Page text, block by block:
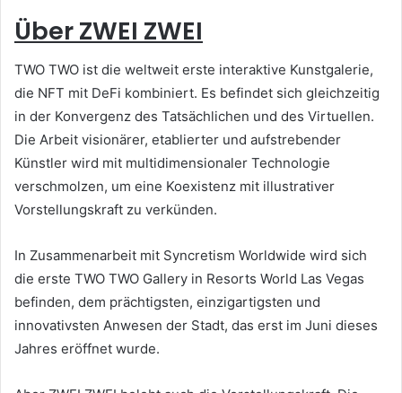
Über ZWEI ZWEI
TWO TWO ist die weltweit erste interaktive Kunstgalerie,
die NFT mit DeFi kombiniert. Es befindet sich gleichzeitig
in der Konvergenz des Tatsächlichen und des Virtuellen.
Die Arbeit visionärer, etablierter und aufstrebender
Künstler wird mit multidimensionaler Technologie
verschmolzen, um eine Koexistenz mit illustrativer
Vorstellungskraft zu verkünden.
In Zusammenarbeit mit Syncretism Worldwide wird sich
die erste TWO TWO Gallery in Resorts World Las Vegas
befinden, dem prächtigsten, einzigartigsten und
innovativsten Anwesen der Stadt, das erst im Juni dieses
Jahres eröffnet wurde.